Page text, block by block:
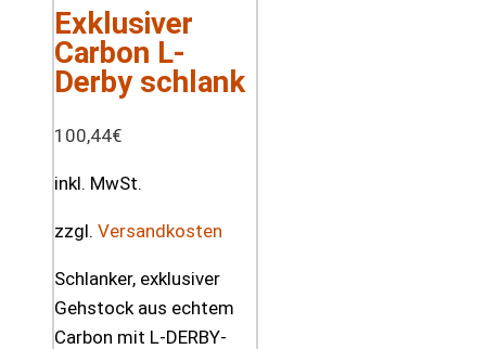
Exklusiver
Carbon L-
Derby schlank
100,44€
inkl. MwSt.
zzgl. Versandkosten
Schlanker, exklusiver
Gehstock aus echtem
Carbon mit L-DERBY-